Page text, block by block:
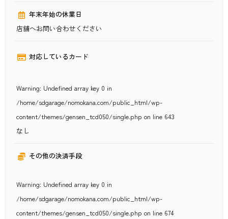
年末年始の休業日
店舗へお問い合わせください
対応しているカード
Warning: Undefined array key 0 in
/home/sdgarage/nomokana.com/public_html/wp-
content/themes/gensen_tcd050/single.php on line 643
なし
その他の決済手段
Warning: Undefined array key 0 in
/home/sdgarage/nomokana.com/public_html/wp-
content/themes/gensen_tcd050/single.php on line 674